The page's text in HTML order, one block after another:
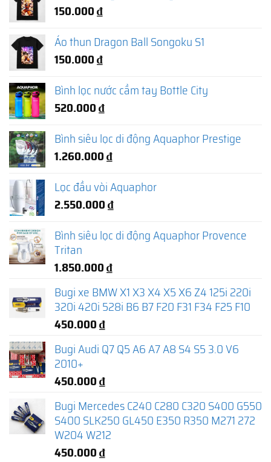
150.000₫
Áo thun Dragon Ball Songoku S1
150.000₫
Bình lọc nước cầm tay Bottle City
520.000₫
Bình siêu lọc di động Aquaphor Prestige
1.260.000₫
Lọc đầu vòi Aquaphor
2.550.000₫
Bình siêu lọc di động Aquaphor Provence
Tritan
1.850.000₫
Bugi xe BMW X1 X3 X4 X5 X6 Z4 125i 220i
320i 420i 528i B6 B7 F20 F31 F34 F25 F10
450.000₫
Bugi Audi Q7 Q5 A6 A7 A8 S4 S5 3.0 V6
2010+
450.000₫
Bugi Mercedes C240 C280 C320 S400 G550
S400 SLK250 GL450 E350 R350 M271 272
W204 W212
450.000₫